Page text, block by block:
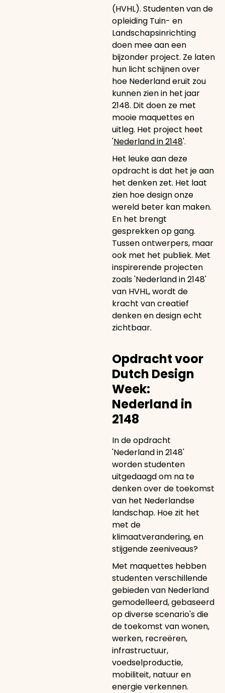
(HVHL). Studenten van de
opleiding Tuin- en
Landschapsinrichting
doen mee aan een
bijzonder project. Ze laten
hun licht schijnen over
hoe Nederland eruit zou
kunnen zien in het jaar
2148. Dit doen ze met
mooie maquettes en
uitleg. Het project heet
'Nederland in 2148'.
Het leuke aan deze
opdracht is dat het je aan
het denken zet. Het laat
zien hoe design onze
wereld beter kan maken.
En het brengt
gesprekken op gang.
Tussen ontwerpers, maar
ook met het publiek. Met
inspirerende projecten
zoals 'Nederland in 2148'
van HVHL, wordt de
kracht van creatief
denken en design echt
zichtbaar.
Opdracht voor
Dutch Design
Week:
Nederland in
2148
In de opdracht
'Nederland in 2148'
worden studenten
uitgedaagd om na te
denken over de toekomst
van het Nederlandse
landschap. Hoe zit het
met de
klimaatverandering, en
stijgende zeeniveaus?
Met maquettes hebben
studenten verschillende
gebieden van Nederland
gemodelleerd, gebaseerd
op diverse scenario's die
de toekomst van wonen,
werken, recreëren,
infrastructuur,
voedselproductie,
mobiliteit, natuur en
energie verkennen.